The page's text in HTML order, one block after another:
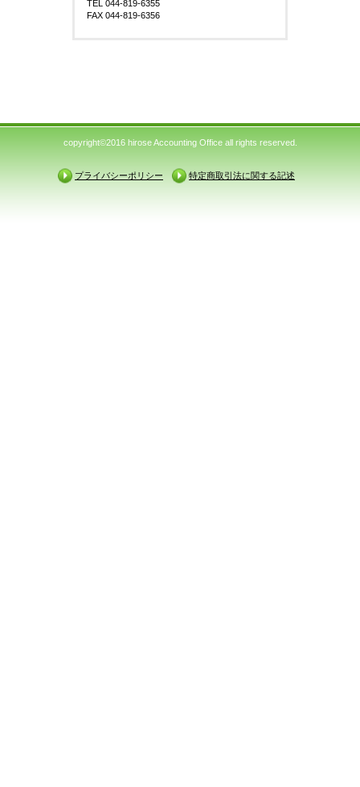
TEL 044-819-6355
FAX 044-819-6356
copyright©2016 hirose Accounting Office all rights reserved.
プライバシーポリシー 特定商取引法に関する記述